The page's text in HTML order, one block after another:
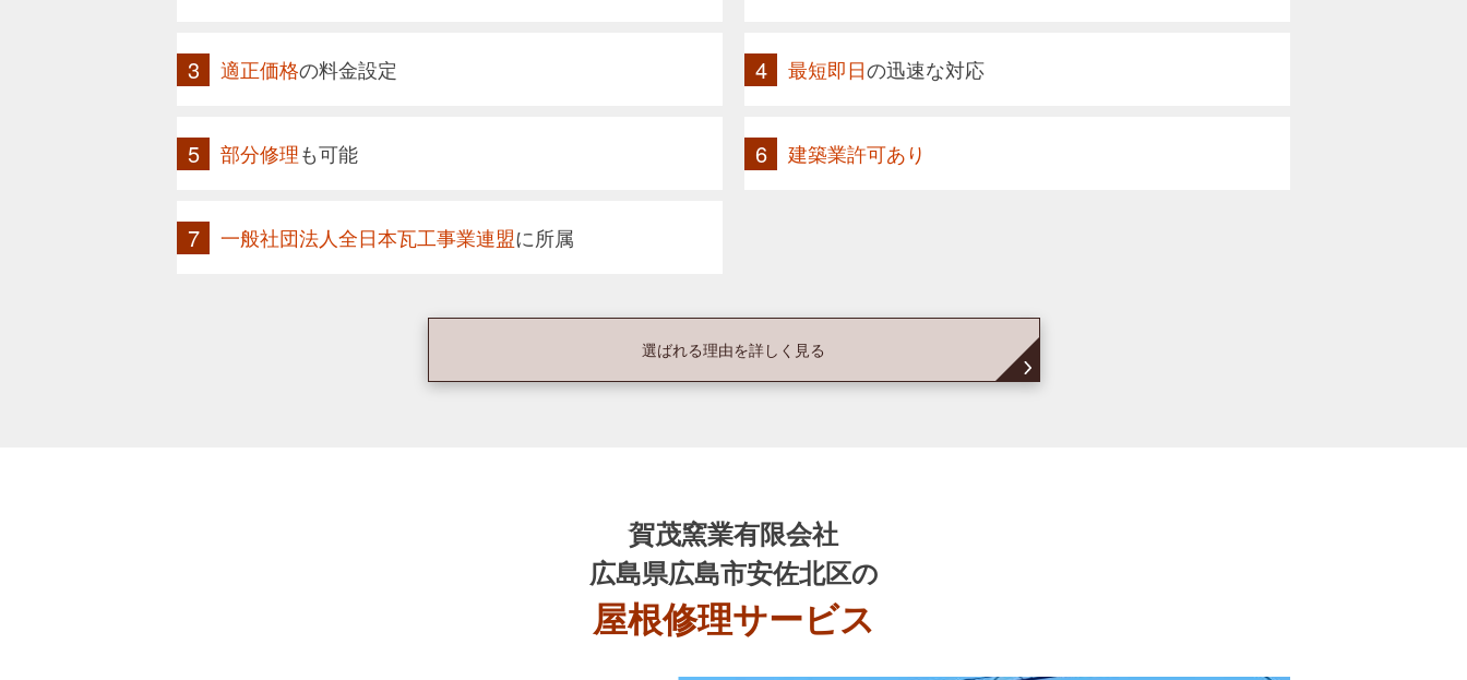
適正価格の料金設定 最短即日の迅速な対応
部分修理も可能 建築業許可あり
一般社団法人全日本瓦工事業連盟に所属
選ばれる理由を詳しく見る
賀茂窯業有限会社
広島県広島市安佐北区の
屋根修理サービス